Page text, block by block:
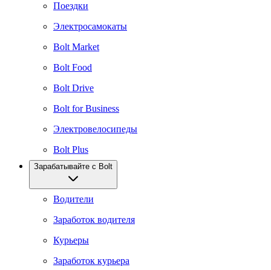
Поездки
Электросамокаты
Bolt Market
Bolt Food
Bolt Drive
Bolt for Business
Электровелосипеды
Bolt Plus
Зарабатывайте с Bolt
Водители
Заработок водителя
Курьеры
Заработок курьера